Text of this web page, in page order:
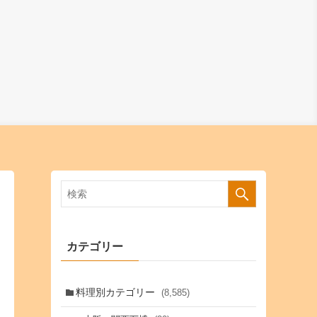
カテゴリー
料理別カテゴリー (8,585)